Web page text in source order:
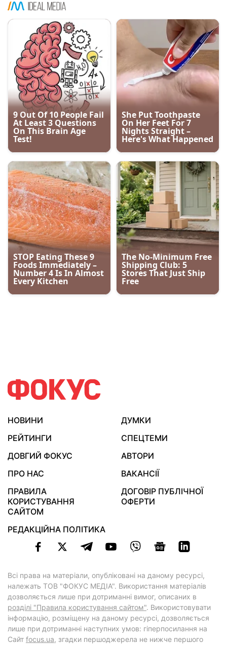
НОВИНИ
ДУМКИ
РЕЙТИНГИ
СПЕЦТЕМИ
ДОВГИЙ ФОКУС
АВТОРИ
ПРО НАС
ВАКАНСІЇ
ПРАВИЛА
КОРИСТУВАННЯ
САЙТОМ
ДОГОВІР ПУБЛІЧНОЇ
ОФЕРТИ
РЕДАКЦІЙНА ПОЛІТИКА
Всі права на матеріали, опубліковані на даному ресурсі,
належать ТОВ "ФОКУС МЕДІА". Використання матеріалів
дозволяється лише при дотриманні вимог, описаних в
розділі "Правила користування сайтом". Використовувати
інформацію, розміщену на даному ресурсі, дозволяється
лише при дотриманні наступних умов: гіперпосилання на
Cайт focus.ua, згадки першоджерела не нижче першого